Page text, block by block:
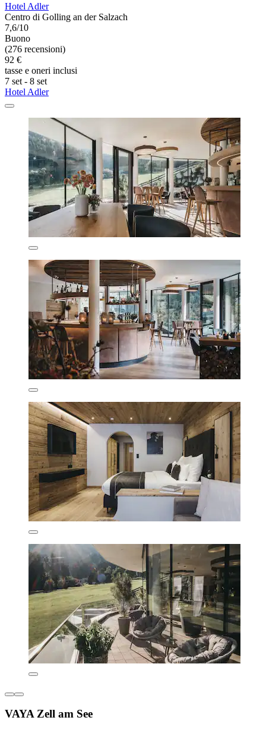
Hotel Adler
Centro di Golling an der Salzach
7,6/10
Buono
(276 recensioni)
92 €
tasse e oneri inclusi
7 set - 8 set
Hotel Adler
VAYA Zell am See